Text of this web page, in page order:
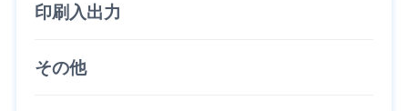
印刷入出力
その他